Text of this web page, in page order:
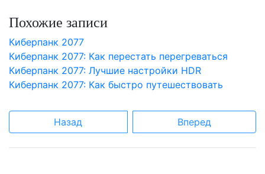
Похожие записи
Киберпанк 2077
Киберпанк 2077: Как перестать перегреваться
Киберпанк 2077: Лучшие настройки HDR
Киберпанк 2077: Как быстро путешествовать
Назад Вперед